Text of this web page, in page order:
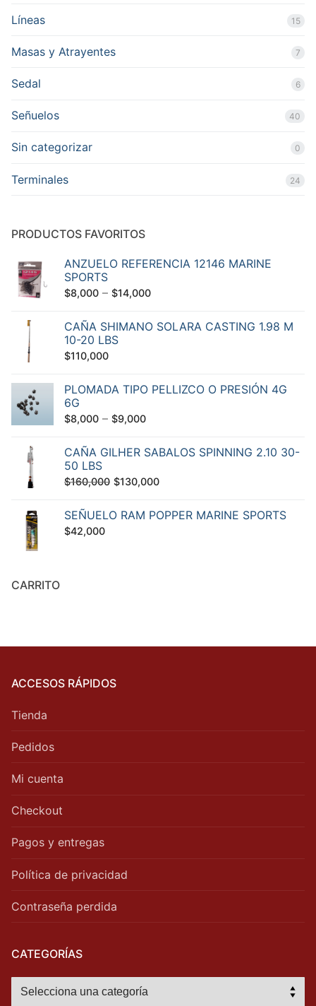
Líneas 15
Masas y Atrayentes 7
Sedal 6
Señuelos 40
Sin categorizar 0
Terminales 24
PRODUCTOS FAVORITOS
ANZUELO REFERENCIA 12146 MARINE
SPORTS
$8,000 – $14,000
CAÑA SHIMANO SOLARA CASTING 1.98 M
10-20 LBS
$110,000
PLOMADA TIPO PELLIZCO O PRESIÓN 4G
6G
$8,000 – $9,000
CAÑA GILHER SABALOS SPINNING 2.10 30-
50 LBS
$160,000 El
original
$130,000El
actual
SEÑUELO RAM POPPER MARINE SPORTS
$42,000
CARRITO
ACCESOS RÁPIDOS
Tienda
Pedidos
Mi cuenta
Checkout
Pagos y entregas
Política de privacidad
Contraseña perdida
CATEGORÍAS